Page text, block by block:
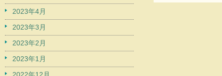
2023年4月
2023年3月
2023年2月
2023年1月